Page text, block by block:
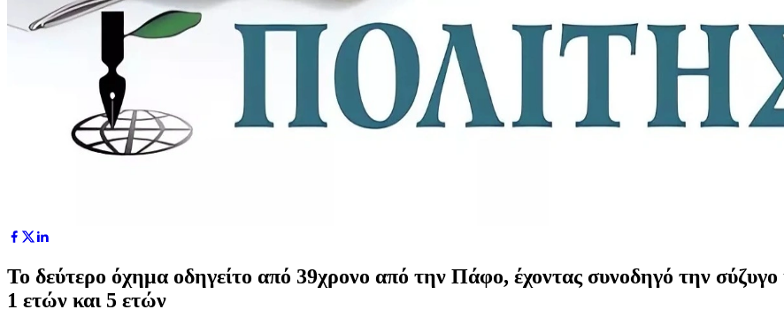
Το δεύτερο όχημα οδηγείτο από 39χρονο από την Πάφο, έχοντας συνοδηγό την σύζυγο
1 ετών και 5 ετών